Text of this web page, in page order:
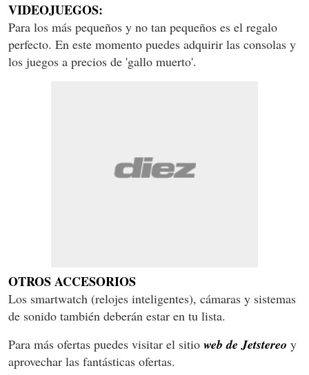
VIDEOJUEGOS:
Para los más pequeños y no tan pequeños es el regalo
perfecto. En este momento puedes adquirir las consolas y
los juegos a precios de 'gallo muerto'.
OTROS ACCESORIOS
Los smartwatch (relojes inteligentes), cámaras y sistemas
de sonido también deberán estar en tu lista.
Para más ofertas puedes visitar el sitio web de Jetstereo y
aprovechar las fantásticas ofertas.